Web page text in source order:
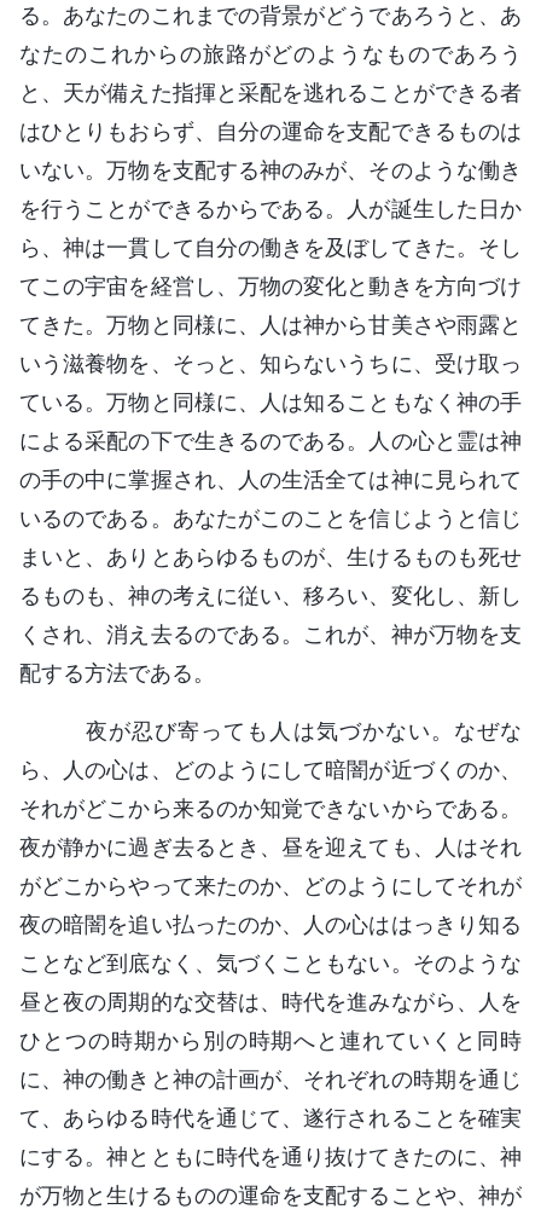
る。あなたのこれまでの背景がどうであろうと、あ
なたのこれからの旅路がどのようなものであろう
と、天が備えた指揮と采配を逃れることができる者
はひとりもおらず、自分の運命を支配できるものは
いない。万物を支配する神のみが、そのような働き
を行うことができるからである。人が誕生した日か
ら、神は一貫して自分の働きを及ぼしてきた。そし
てこの宇宙を経営し、万物の変化と動きを方向づけ
てきた。万物と同様に、人は神から甘美さや雨露と
いう滋養物を、そっと、知らないうちに、受け取っ
ている。万物と同様に、人は知ることもなく神の手
による采配の下で生きるのである。人の心と霊は神
の手の中に掌握され、人の生活全ては神に見られて
いるのである。あなたがこのことを信じようと信じ
まいと、ありとあらゆるものが、生けるものも死せ
るものも、神の考えに従い、移ろい、変化し、新し
くされ、消え去るのである。これが、神が万物を支
配する方法である。
夜が忍び寄っても人は気づかない。なぜな
ら、人の心は、どのようにして暗闇が近づくのか、
それがどこから来るのか知覚できないからである。
夜が静かに過ぎ去るとき、昼を迎えても、人はそれ
がどこからやって来たのか、どのようにしてそれが
夜の暗闇を追い払ったのか、人の心ははっきり知る
ことなど到底なく、気づくこともない。そのような
昼と夜の周期的な交替は、時代を進みながら、人を
ひとつの時期から別の時期へと連れていくと同時
に、神の働きと神の計画が、それぞれの時期を通じ
て、あらゆる時代を通じて、遂行されることを確実
にする。神とともに時代を通り抜けてきたのに、神
が万物と生けるものの運命を支配することや、神が